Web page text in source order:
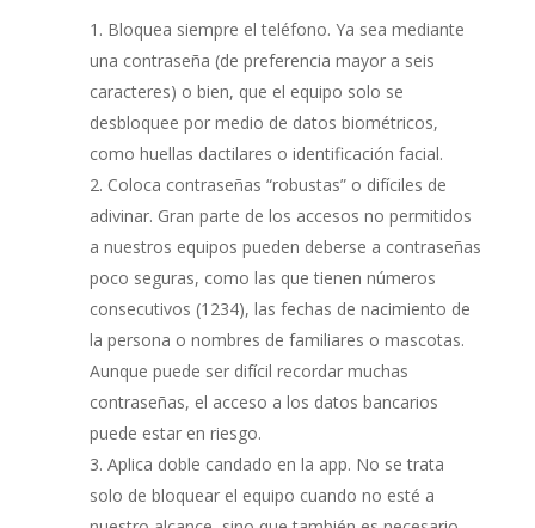
Bloquea siempre el teléfono. Ya sea mediante
una contraseña (de preferencia mayor a seis
caracteres) o bien, que el equipo solo se
desbloquee por medio de datos biométricos,
como huellas dactilares o identificación facial.
Coloca contraseñas “robustas” o difíciles de
adivinar. Gran parte de los accesos no permitidos
a nuestros equipos pueden deberse a contraseñas
poco seguras, como las que tienen números
consecutivos (1234), las fechas de nacimiento de
la persona o nombres de familiares o mascotas.
Aunque puede ser difícil recordar muchas
contraseñas, el acceso a los datos bancarios
puede estar en riesgo.
Aplica doble candado en la app. No se trata
solo de bloquear el equipo cuando no esté a